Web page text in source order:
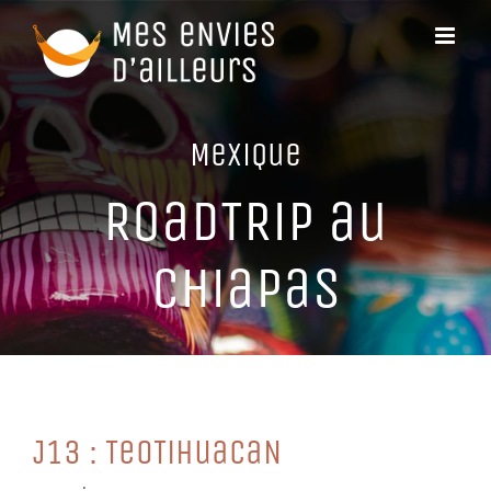
Passer
contenu
MeXiQue
RoaDTRiP au
CHiaPaS
J13 : TeoTiHuaCaN